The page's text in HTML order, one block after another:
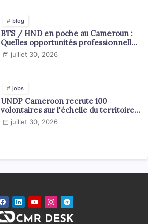
blog
BTS / HND en poche au Cameroun :
Quelles opportunités professionnelles
s'offrent à vous ?
juillet 30, 2026
jobs
UNDP Cameroon recrute 100
volontaires sur l'échelle du territoire
national
juillet 30, 2026